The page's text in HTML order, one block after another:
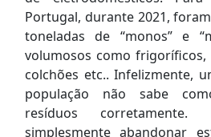
Portugal, durante 2021,
toneladas de “monos” e
volumosos como frigoríficos,
colchões etc.. Infelizmente,
população não sabe
resíduos
simplesmente abandonar